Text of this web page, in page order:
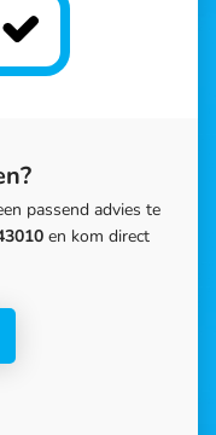
passend advies te
en kom direct